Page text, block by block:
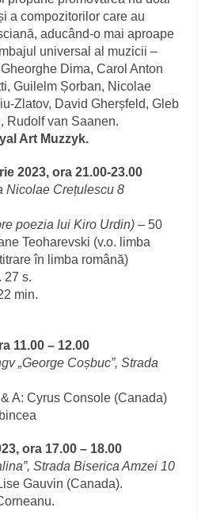
a compozitorilor care au
aducând-o mai aproape
universal al muzicii –
Dima, Carol Anton
Guilelm Șorban, Nicolae
Zlatov, David Gherșfeld, Gleb
Rudolf van Saanen.
Art Muzzyk.
2023, ora 21.00-23.00
Nicolae Crețulescu 8
poezia lui Kiro Urdin) – 50
Teoharevski (v.o. limba
în limba română)
27 s.
min.
11.00 – 12.00
„George Coșbuc”, Strada
& A: Cyrus Console (Canada)
ora 17.00 – 18.00
Strada Biserica Amzei 10
Gauvin (Canada).